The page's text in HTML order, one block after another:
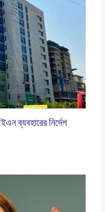
ব্যবহারের নির্দেশ